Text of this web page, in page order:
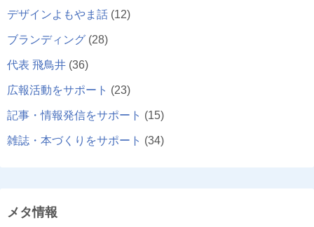
デザインよもやま話 (12)
ブランディング (28)
代表 飛鳥井 (36)
広報活動をサポート (23)
記事・情報発信をサポート (15)
雑誌・本づくりをサポート (34)
メタ情報